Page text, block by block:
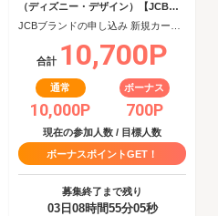
（ディズニー・デザイン）【JCBキ
ャンペーン実施中】
合計 10,700P
通常
10,000P
ボーナス
700P
現在の参加人数 / 目標人数
ボーナスポイントGET！
募集終了まで残り
03日08時間55分04秒